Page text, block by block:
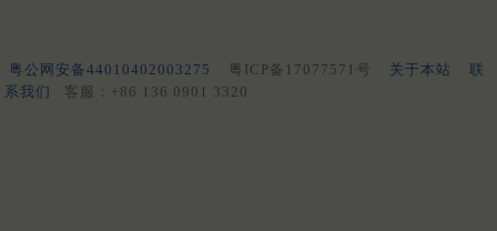
粤公网安备44010402003275 粤ICP备17077571号 关于本站
联
系我们
客服：+86 136 0901 3320